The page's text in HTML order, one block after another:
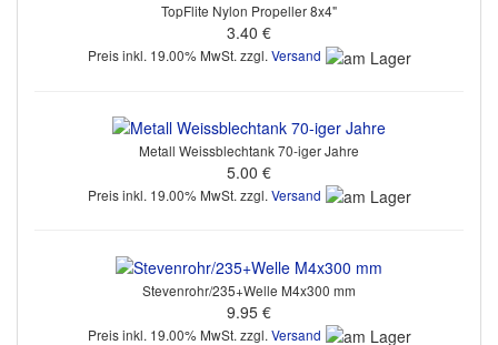
TopFlite Nylon Propeller 8x4"
3.40 €
Preis inkl. 19.00% MwSt. zzgl. Versand
Metall Weissblechtank 70-iger Jahre
5.00 €
Preis inkl. 19.00% MwSt. zzgl. Versand
Stevenrohr/235+Welle M4x300 mm
9.95 €
Preis inkl. 19.00% MwSt. zzgl. Versand